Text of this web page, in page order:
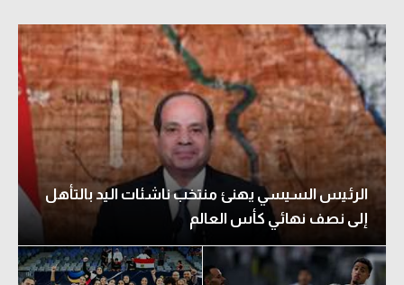
الرئيس السيسي يهنئ منتخب ناشئات اليد بالتأهل
إلى نصف نهائي كأس العالم